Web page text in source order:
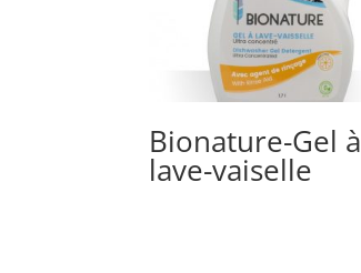
Bionature-Gel à
lave-vaiselle